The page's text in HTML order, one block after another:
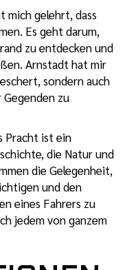
mich gelehrt, dass
Es geht darum,
zu entdecken und
Arnstadt hat mir
sondern auch
Gegenden zu
Pracht ist ein
die Natur und
die Gelegenheit,
und den
eines Fahrers zu
jedem von ganzem